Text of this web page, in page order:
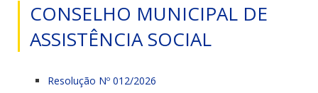
CONSELHO MUNICIPAL DE
ASSISTÊNCIA SOCIAL
Resolução Nº 012/2026